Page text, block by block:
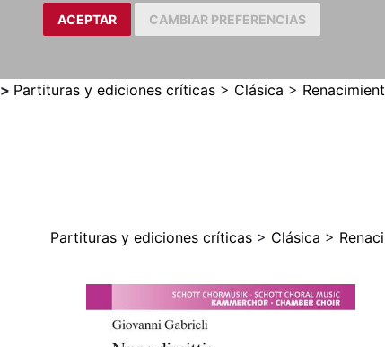
ACEPTAR CAMBIAR PREFERENCIAS
> Partituras y ediciones críticas > Clásica >
Partituras y ediciones críticas > Clásica >